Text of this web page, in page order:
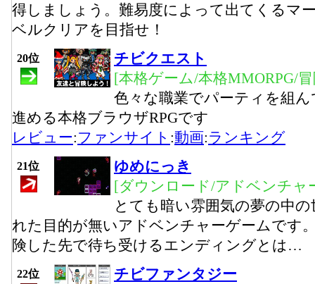
得しましょう。難易度によって出てくるマ
ベルクリアを目指せ！
20位
チビクエスト
[本格ゲーム/本格MMORPG/
色々な職業でパーティを組
進める本格ブラウザRPGです
レビュー:ファンサイト :動画:ランキング
21位
ゆめにっき
[ダウンロード/アドベンチャ
とても暗い雰囲気の夢の中
れた目的が無いアドベンチャーゲームです
険した先で待ち受けるエンディングとは…
22位
チビファンタジー